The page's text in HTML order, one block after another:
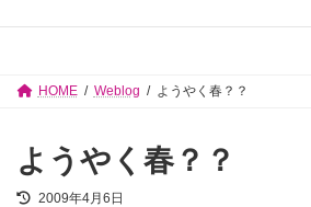
HOME Weblog ようやく春？？
ようやく春？？
最
2009年4月6日